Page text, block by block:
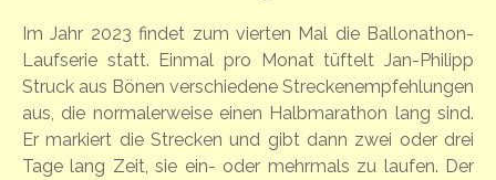
Im Jahr 2023 findet zum vierten Mal die Ballonathon-
Laufserie statt. Einmal pro Monat tüftelt Jan-Philipp
Struck aus Bönen verschiedene Streckenempfehlungen
aus, die normalerweise einen Halbmarathon lang sind.
Er markiert die Strecken und gibt dann zwei oder drei
Tage lang Zeit, sie ein- oder mehrmals zu laufen. Der